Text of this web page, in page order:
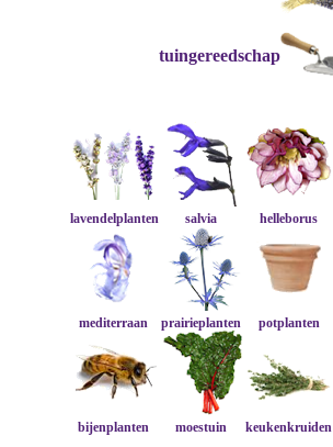
tuingereedschap
lavendelplanten salvia helleborus
mediterraan prairieplanten potplanten
bijenplanten moestuin keukenkruiden